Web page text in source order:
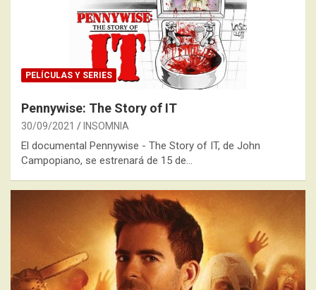
PELÍCULAS Y SERIES
Pennywise: The Story of IT
30/09/2021 INSOMNIA
El documental Pennywise - The Story of IT, de John
Campopiano, se estrenará de 15 de…